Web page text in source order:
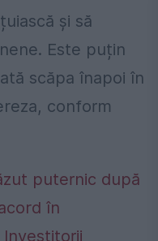
și să
Este puțin
scăpa înapoi în
conform
puternic după
în